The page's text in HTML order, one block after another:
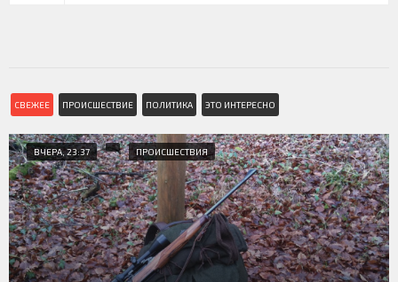
СВЕЖЕЕ ПРОИСШЕСТВИЕ ПОЛИТИКА ЭТО ИНТЕРЕСНО
ВЧЕРА, 23:37 ПРОИСШЕСТВИЯ